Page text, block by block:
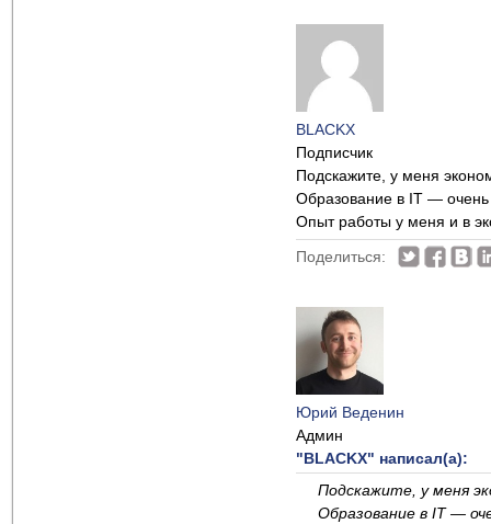
BLACKX
Подписчик
Подскажите, у меня
Образование в IT —
Опыт работы у меня и в
Поделиться:
Юрий Веденин
Админ
"BLACKX" написал(а):
Подскажите, у меня
Образование в IT —